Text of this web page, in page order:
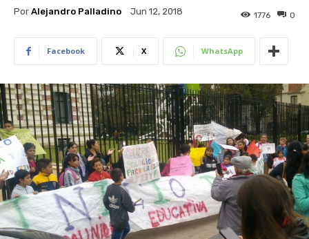
Por Alejandro Palladino Jun 12, 2018 0
1776
Facebook X WhatsApp